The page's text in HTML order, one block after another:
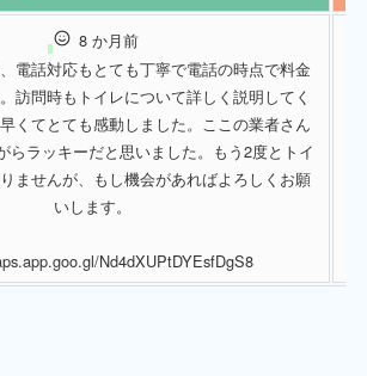
8 か月前
電話対応もとても丁寧で電話の時点で料金
訪問時もトイレについて詳しく説明してく
くてとても感動しました。ここの業者さん
らラッキーだと思いました。もう2度とトイ
ませんが、もし機会があればよろしくお願
いします。
Nd4dXUPtDYEsfDgS8